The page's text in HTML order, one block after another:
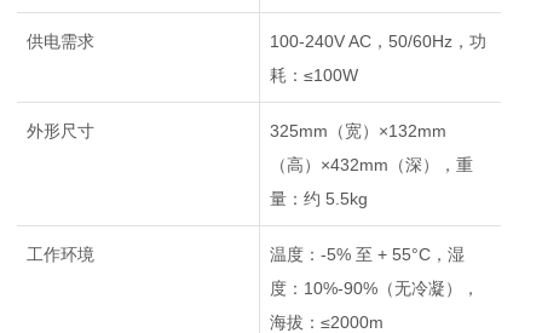
供电需求
100-240V AC，50/60Hz，功
耗：≤100W
外形尺寸
325mm（宽）×132mm
（高）×432mm（深），重
量：约 5.5kg
工作环境
温度：-5% 至 + 55°C，湿
度：10%-90%（无冷凝），
海拔：≤2000m